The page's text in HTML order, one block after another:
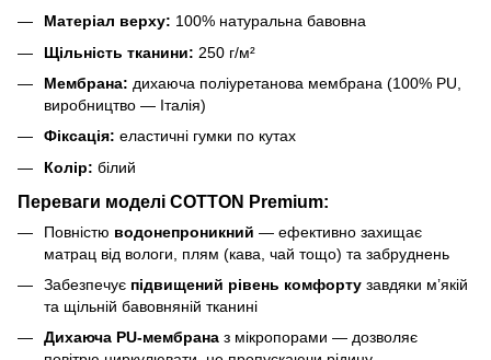
Матеріал верху: 100% натуральна бавовна
Щільність тканини: 250 г/м²
Мембрана: дихаюча поліуретанова мембрана (100% PU,
виробництво — Італія)
Фіксація: еластичні гумки по кутах
Колір: білий
Переваги моделі COTTON Premium:
Повністю водонепроникний — ефективно захищає
матрац від вологи, плям (кава, чай тощо) та забруднень
Забезпечує підвищений рівень комфорту завдяки м’якій
та щільній бавовняній тканині
Дихаюча PU-мембрана з мікропорами — дозволяє